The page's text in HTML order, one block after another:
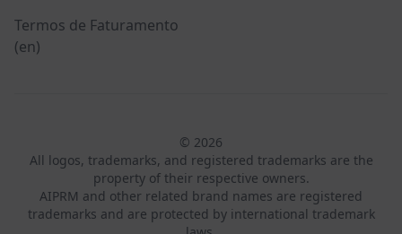
Termos de Faturamento
(en)
© 2026
All logos, trademarks, and registered trademarks are the
property of their respective owners.
AIPRM and other related brand names are registered
trademarks and are protected by international trademark